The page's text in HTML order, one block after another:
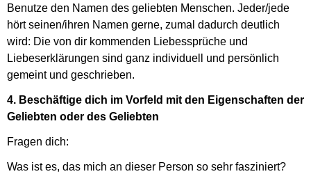
Benutze den Namen des geliebten Menschen. Jeder/jede
hört seinen/ihren Namen gerne, zumal dadurch deutlich
wird: Die von dir kommenden Liebessprüche und
Liebeserklärungen sind ganz individuell und persönlich
gemeint und geschrieben.
4. Beschäftige dich im Vorfeld mit den Eigenschaften der
Geliebten oder des Geliebten
Fragen dich:
Was ist es, das mich an dieser Person so sehr fasziniert?